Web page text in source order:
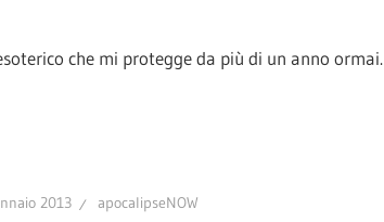
che mi protegge da più di un anno ormai.
2013 apocalipseNOW